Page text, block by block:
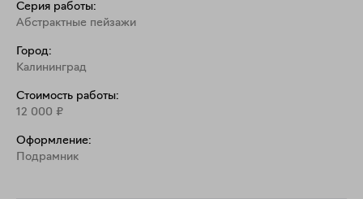
Серия работы:
Абстрактные пейзажи
Город:
Калининград
Стоимость работы:
12 000 ₽
Оформление:
Подрамник